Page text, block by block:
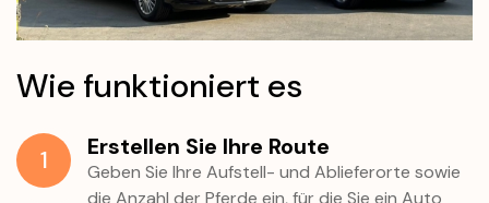
Wie funktioniert es
1 Erstellen Sie Ihre Route
Geben Sie Ihre Aufstell- und Ablieferorte sowie
die Anzahl der Pferde ein, für die Sie ein Auto